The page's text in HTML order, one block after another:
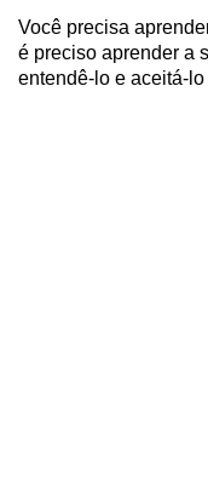
Você precisa
é preciso aprender a
entendê-lo e aceitá-